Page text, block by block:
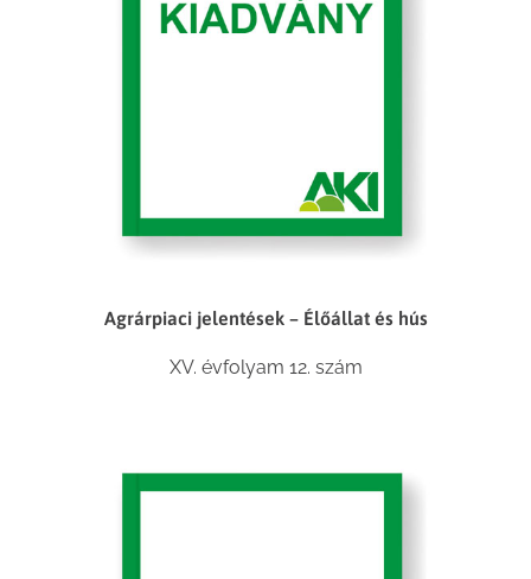
Agrárpiaci jelentések – Élőállat és hús
XV. évfolyam 12. szám